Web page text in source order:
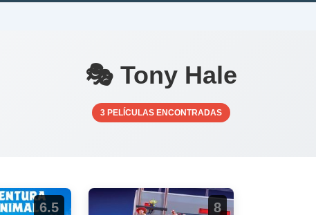
🎭 Tony Hale
3 PELÍCULAS ENCONTRADAS
6.5 8